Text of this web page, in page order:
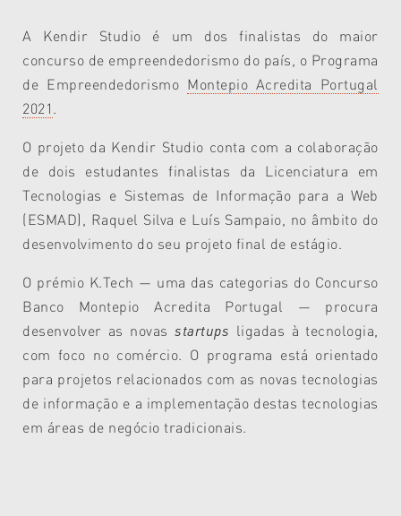
A Kendir Studio é um dos finalistas do maior
concurso de empreendedorismo do país, o Programa
de Empreendedorismo Montepio Acredita Portugal
2021 .
O projeto da Kendir Studio conta com a colaboração
de dois estudantes finalistas da Licenciatura em
Tecnologias e Sistemas de Informação para a Web
(ESMAD), Raquel Silva e Luís Sampaio, no âmbito do
desenvolvimento do seu projeto final de estágio.
O prémio K.Tech — uma das categorias do Concurso
Banco Montepio Acredita Portugal — procura
desenvolver as novasstartups ligadas à tecnologia,
com foco no comércio. O programa está orientado
para projetos relacionados com as novas tecnologias
de informação e a implementação destas tecnologias
em áreas de negócio tradicionais.